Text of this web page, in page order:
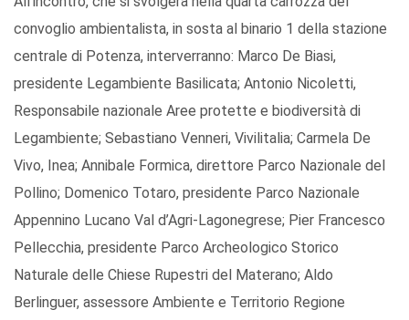
convoglio ambientalista, in sosta al binario 1 della stazione
centrale di Potenza, interverranno: Marco De Biasi,
presidente Legambiente Basilicata; Antonio Nicoletti,
Responsabile nazionale Aree protette e biodiversità di
Legambiente; Sebastiano Venneri, Vivilitalia; Carmela De
Vivo, Inea; Annibale Formica, direttore Parco Nazionale del
Pollino; Domenico Totaro, presidente Parco Nazionale
Appennino Lucano Val d’Agri-Lagonegrese; Pier Francesco
Pellecchia, presidente Parco Archeologico Storico
Naturale delle Chiese Rupestri del Materano; Aldo
Berlinguer, assessore Ambiente e Territorio Regione